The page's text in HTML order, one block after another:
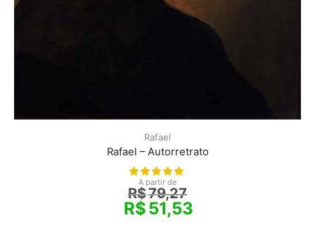
Rafael
Rafael – Autorretrato
A partir de
R$79,27
R$51,53